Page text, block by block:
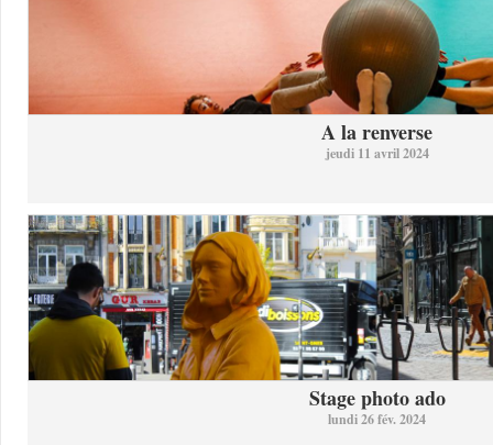
A la renverse
jeudi 11 avril 2024
Stage photo ado
lundi 26 fév. 2024